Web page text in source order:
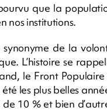
que la
nos institutions.
de la
L’histoire se
le Front
les plus belles
10 % et bien